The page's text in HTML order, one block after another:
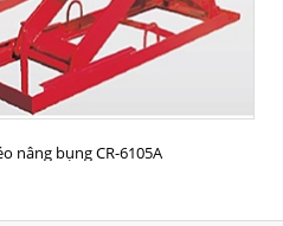
nâng bụng CR-6105A